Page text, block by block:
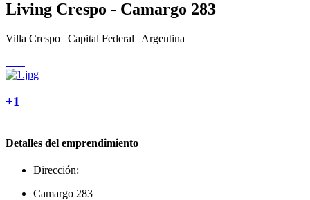
Living Crespo - Camargo 283
Villa Crespo | Capital Federal | Argentina
+1
Detalles del emprendimiento
Dirección:
Camargo 283